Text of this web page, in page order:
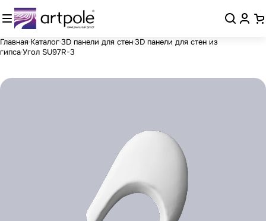
Главная Каталог3D панели для стен3D панели для стен из
гипсаУгол SU97R-3